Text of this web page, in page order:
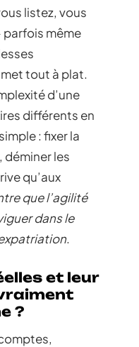
listez, vous
parfois même
tout à plat.
d’une
différents en
: fixer la
déminer les
qu’aux
que l’agilité
dans le
.
et leur
?